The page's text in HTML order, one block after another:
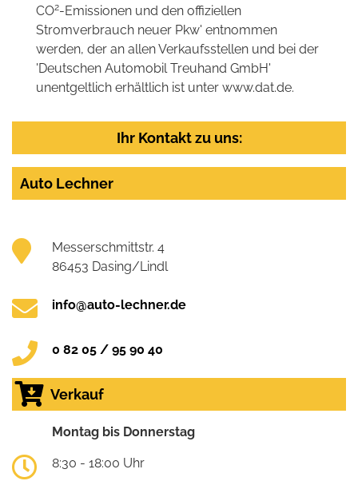
CO2-Emissionen und den offiziellen
Stromverbrauch neuer Pkw' entnommen
werden, der an allen Verkaufsstellen und bei der
'Deutschen Automobil Treuhand GmbH'
unentgeltlich erhältlich ist unter www.dat.de.
Ihr Kontakt zu uns:
Auto Lechner
Messerschmittstr. 4
86453 Dasing/Lindl
info@auto-lechner.de
0 82 05 / 95 90 40
Verkauf
Montag bis Donnerstag
8:30 - 18:00 Uhr